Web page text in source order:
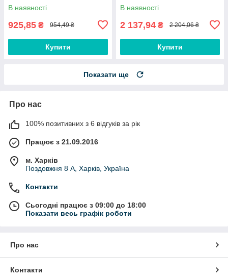
В наявності
925,85 ₴ 954,49 ₴
Купити
В наявності
2 137,94 ₴ 2 204,06 ₴
Купити
Показати ще
Про нас
100% позитивних з 6 відгуків за рік
Працює з 21.09.2016
м. Харків
Поздовжня 8 А, Харків, Україна
Контакти
Сьогодні працює з 09:00 до 18:00
Показати весь графік роботи
Про нас
Контакти